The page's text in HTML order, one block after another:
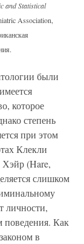
and Statistical
Association,
были
которое
степень
при этом
Клекли
(Hare,
слишком
личности,
поведения. Как
в